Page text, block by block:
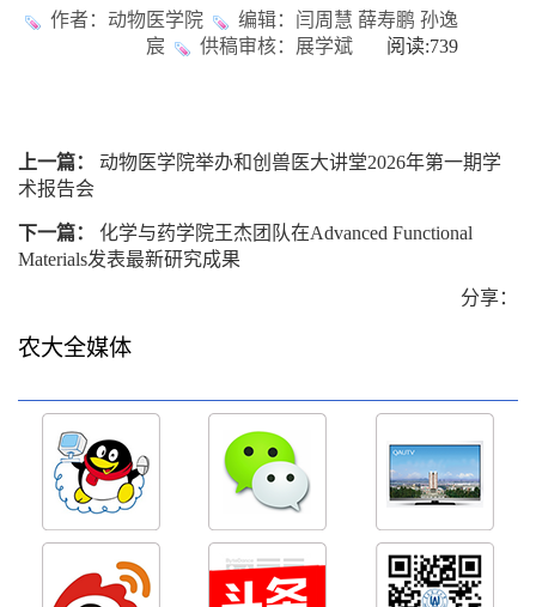
作者：动物医学院
编辑：闫周慧 薛寿鹏 孙逸
宸
供稿审核：展学斌 阅读:739
上一篇：
动物医学院举办和创兽医大讲堂2026年第一期学
术报告会
下一篇：
化学与药学院王杰团队在Advanced Functional
Materials发表最新研究成果
分享：
农大全媒体